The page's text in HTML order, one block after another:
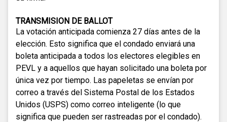
TRANSMISION DE BALLOT
La votación anticipada comienza 27 días antes de la
elección. Esto significa que el condado enviará una
boleta anticipada a todos los electores elegibles en
PEVL y a aquellos que hayan solicitado una boleta por
única vez por tiempo. Las papeletas se envían por
correo a través del Sistema Postal de los Estados
Unidos (USPS) como correo inteligente (lo que
significa que pueden ser rastreadas por el condado).